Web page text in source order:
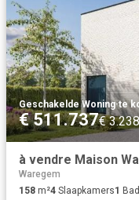
Geschakelde Woning·te
€ 511.737€
à vendre Maison
Waregem
158 m²4 Slaapkamers1